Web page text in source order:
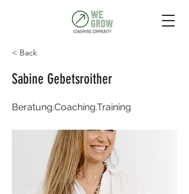
< Back
Sabine Gebetsroither
Beratung.Coaching.Training